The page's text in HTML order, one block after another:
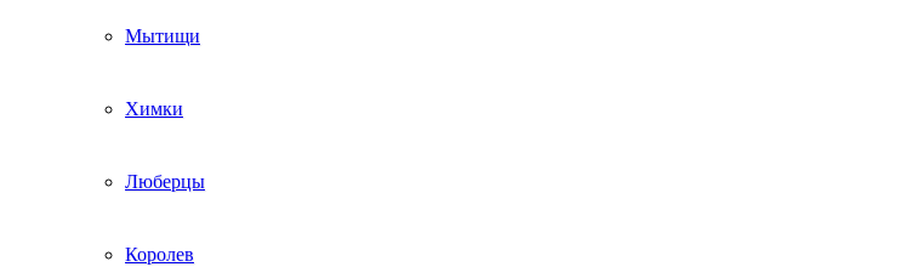
Мытищи
Химки
Люберцы
Королев